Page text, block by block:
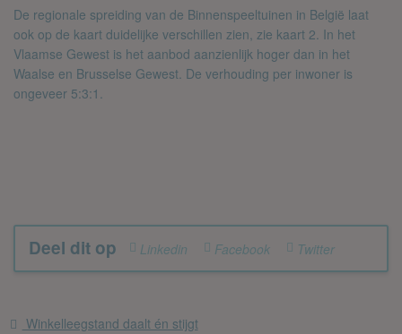
De regionale spreiding van de Binnenspeeltuinen in België laat
ook op de kaart duidelijke verschillen zien, zie kaart 2. In het
Vlaamse Gewest is het aanbod aanzienlijk hoger dan in het
Waalse en Brusselse Gewest. De verhouding per inwoner is
ongeveer 5:3:1.
Deel dit op Linkedin Facebook Twitter
Winkelleegstand daalt én stijgt